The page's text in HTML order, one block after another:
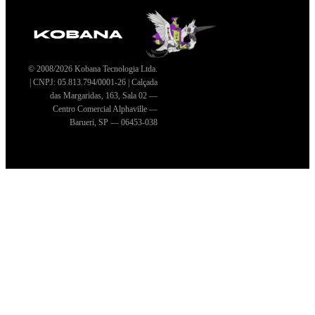
© 2008/2026 Kobana Tecnologia Ltda.
| CNPJ: 05.813.794/0001-26 | Calçada
das Margaridas, 163, Sala 02 —
Centro Comercial Alphaville —
Barueri, SP — 06453-038